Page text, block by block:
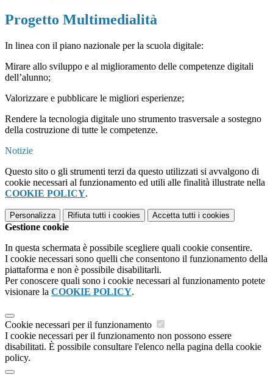
Progetto Multimedialità
In linea con il piano nazionale per la scuola digitale:
Mirare allo sviluppo e al miglioramento delle competenze digitali
dell’alunno;
Valorizzare e pubblicare le migliori esperienze;
Rendere la tecnologia digitale uno strumento trasversale a sostegno
della costruzione di tutte le competenze.
Notizie
Questo sito o gli strumenti terzi da questo utilizzati si avvalgono di
cookie necessari al funzionamento ed utili alle finalità illustrate nella
COOKIE POLICY.
Personalizza Rifiuta tutti i cookies Accetta tutti i cookies
Gestione cookie
In questa schermata è possibile scegliere quali cookie consentire.
I cookie necessari sono quelli che consentono il funzionamento della
piattaforma e non è possibile disabilitarli.
Per conoscere quali sono i cookie necessari al funzionamento potete
visionare la COOKIE POLICY.
Cookie necessari per il funzionamento
I cookie necessari per il funzionamento non possono essere
disabilitati. È possibile consultare l'elenco nella pagina della cookie
policy.